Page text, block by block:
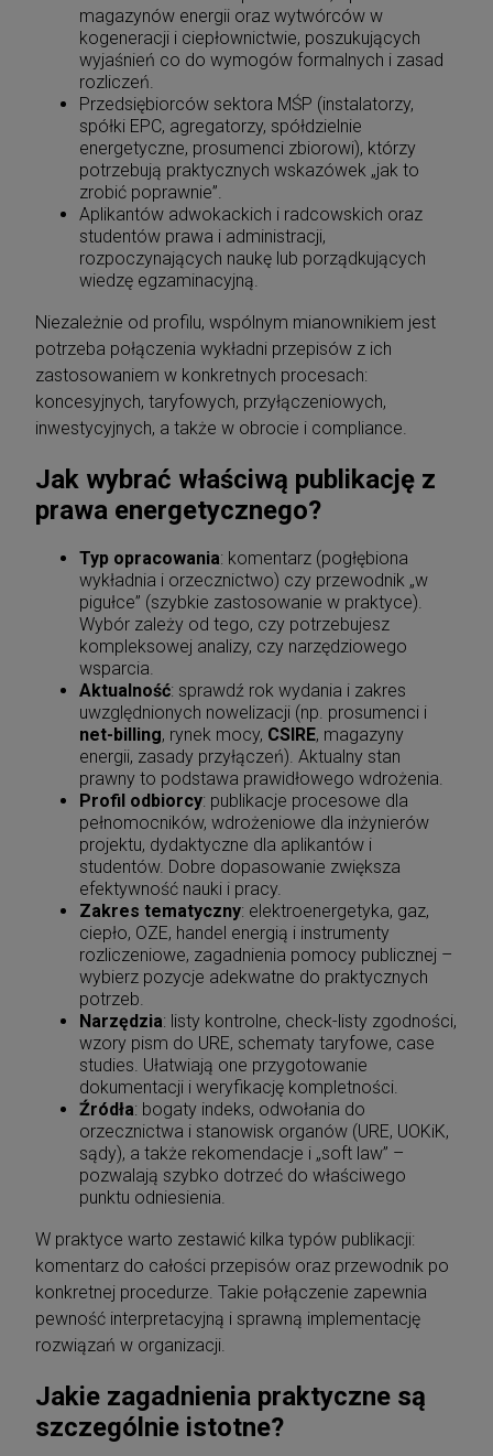
Kodeks spółek handlowych. Krajowy
Rejestr Sądowy. Prawo przedsiębiorców.
Prawo upadłościowe. Prawo
restrukturyzacyjne. Udostępnianie
informacji gospod
88,11 zł
Cena regularna: 99,00 zł
Najniższa cena:99,00 zł
DO KOSZYKA
Aplikacja radcowska i adwokacka. Skrypt z
aktów prawnych na egzamin wstępny 2026
127,88 zł
Cena regularna:139,00 zł
Najniższa cena:139,00 zł
DO KOSZYKA
magazynów energii oraz wytwórców w
kogeneracji i ciepłownictwie, poszukujących
wyjaśnień co do wymogów formalnych i zasad
rozliczeń.
Przedsiębiorców sektora MŚP (instalatorzy,
spółki EPC, agregatorzy, spółdzielnie
energetyczne, prosumenci zbiorowi), którzy
potrzebują praktycznych wskazówek „jak to
zrobić poprawnie”.
Aplikantów adwokackich i radcowskich oraz
studentów prawa i administracji,
rozpoczynających naukę lub porządkujących
wiedzę egzaminacyjną.
Niezależnie od profilu, wspólnym mianownikiem jest
potrzeba połączenia wykładni przepisów z ich
zastosowaniem w konkretnych procesach:
koncesyjnych, taryfowych, przyłączeniowych,
inwestycyjnych, a także w obrocie i compliance.
Jak wybrać właściwą publikację z
prawa energetycznego?
Typ opracowania: komentarz (pogłębiona
wykładnia i orzecznictwo) czy przewodnik „w
pigułce” (szybkie zastosowanie w praktyce).
Wybór zależy od tego, czy potrzebujesz
kompleksowej analizy, czy narzędziowego
wsparcia.
Aktualność: sprawdź rok wydania i zakres
uwzględnionych nowelizacji (np. prosumenci i
net-billing, rynek mocy, CSIRE, magazyny
energii, zasady przyłączeń). Aktualny stan
prawny to podstawa prawidłowego wdrożenia.
Profil odbiorcy: publikacje procesowe dla
pełnomocników, wdrożeniowe dla inżynierów
projektu, dydaktyczne dla aplikantów i
studentów. Dobre dopasowanie zwiększa
efektywność nauki i pracy.
Zakres tematyczny: elektroenergetyka, gaz,
ciepło, OZE, handel energią i instrumenty
rozliczeniowe, zagadnienia pomocy publicznej –
wybierz pozycje adekwatne do praktycznych
potrzeb.
Narzędzia: listy kontrolne, check-listy zgodności,
wzory pism do URE, schematy taryfowe, case
studies. Ułatwiają one przygotowanie
dokumentacji i weryfikację kompletności.
Źródła: bogaty indeks, odwołania do
orzecznictwa i stanowisk organów (URE, UOKiK,
sądy), a także rekomendacje i „soft law” –
pozwalają szybko dotrzeć do właściwego
punktu odniesienia.
W praktyce warto zestawić kilka typów publikacji:
komentarz do całości przepisów oraz przewodnik po
konkretnej procedurze. Takie połączenie zapewnia
pewność interpretacyjną i sprawną implementację
rozwiązań w organizacji.
Jakie zagadnienia praktyczne są
szczególnie istotne?